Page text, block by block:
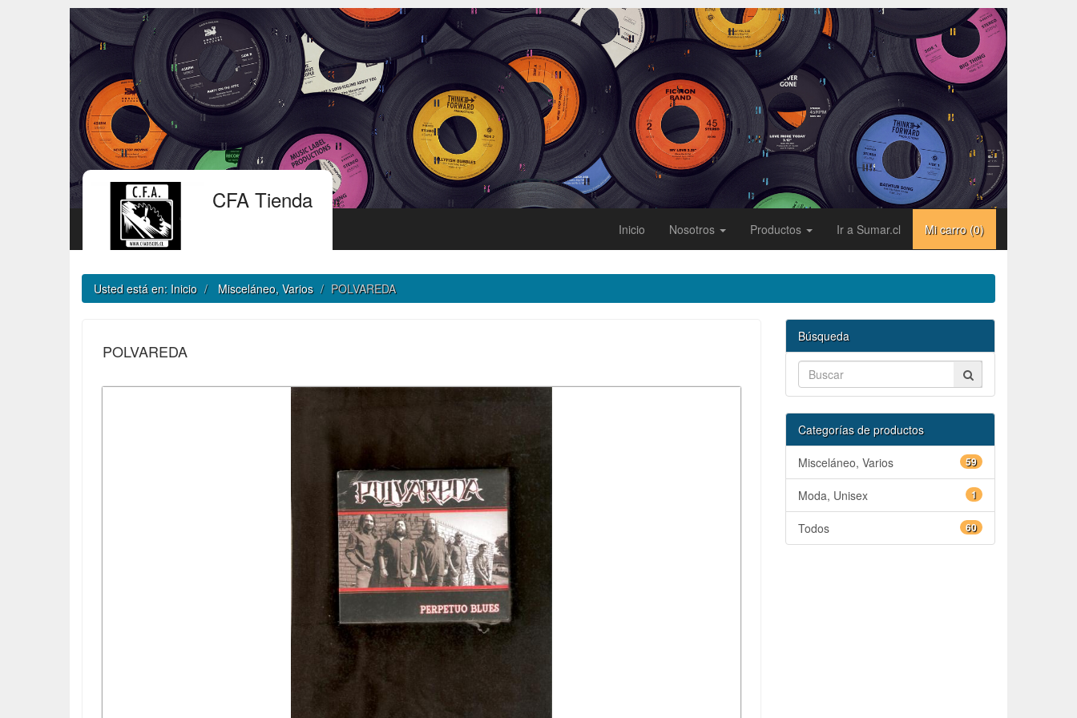
CFA Tienda
Inicio Nosotros Productos Mi carro (0)
Ir a Sumar.cl
Usted está en: Inicio Misceláneo, Varios POLVAREDA
POLVAREDA
Búsqueda
Categorías de productos
59
Misceláneo, Varios
1
Moda, Unisex
60
Todos